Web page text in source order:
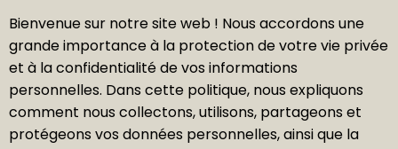
Bienvenue sur notre site web ! Nous accordons une
grande importance à la protection de votre vie privée
et à la confidentialité de vos informations
personnelles. Dans cette politique, nous expliquons
comment nous collectons, utilisons, partageons et
protégeons vos données personnelles, ainsi que la